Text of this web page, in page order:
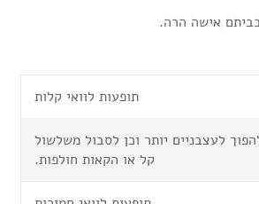
אישה הרה.
תופעות לוואי קלות
לעצבניים יותר וכן לסבול משלשול
קל או הקאות חולפות.